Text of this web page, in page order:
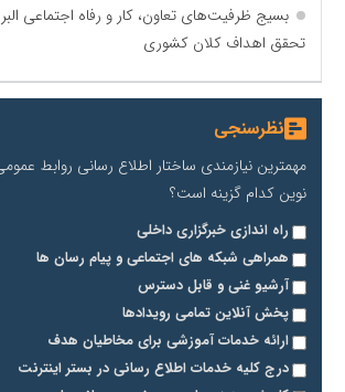
بسیج ظرفیت‌های تعاون، کار و رفاه اجتماعی
تحقق اهداف کلان کشوری
نظرسنجی
مهمترین نیازمندی ساختار اطلاع رسانی روابط
نوین کدام گزینه است؟
راه اندازی خبرگزاری داخلی
همراهی شبکه های اجتماعی و پیام رسان ها
آرشیو غنی و قابل دسترس
پخش آنلاین تمامی رویدادها
ارائه خدمات آموزشی برای مخاطیان هدف
درج کلیه خدمات اطلاع رسانی در بستر اینترنت